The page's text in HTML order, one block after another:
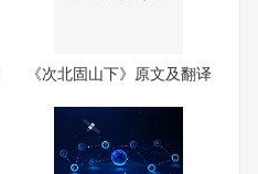
《次北固山下》原文及翻译